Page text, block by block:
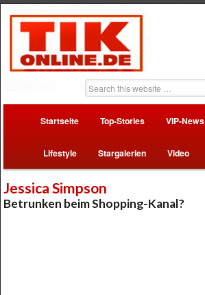
Startseite Top-Stories VIP-News
Lifestyle Stargalerien Video
Jessica Simpson
Betrunken beim Shopping-Kanal?